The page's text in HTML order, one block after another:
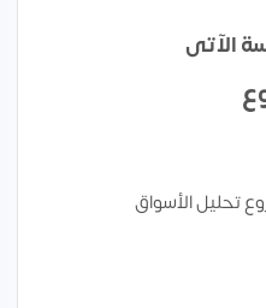
الآتى
تحليل الأسواق